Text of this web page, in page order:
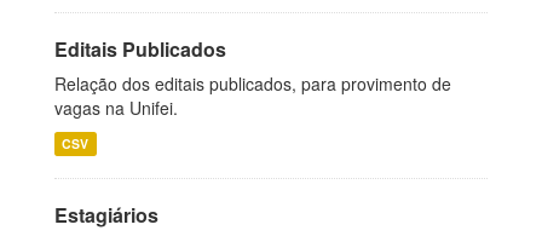
Editais Publicados
Relação dos editais publicados, para provimento de
vagas na Unifei.
CSV
Estagiários